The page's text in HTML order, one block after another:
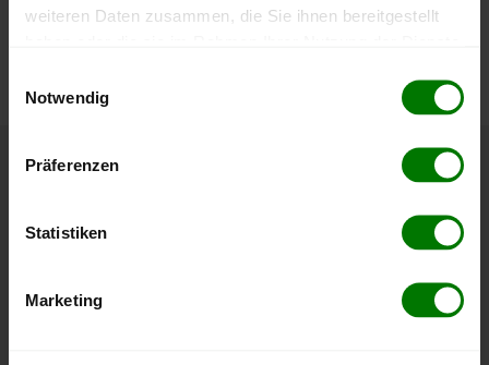
weiteren Daten zusammen, die Sie ihnen bereitgestellt
Notwendig
Präferenzen
Statistiken
Marketing
Die aktuelle Preisentwicklung für Holzpellets in Deutschland
Höchst- und Tiefststände der
Pelletspreise in Salzkotten
Höchst- und Tiefststände der
Pelletspreise für lose Holzpellets und Holzpellets